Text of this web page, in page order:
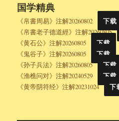
国学精典
《帛書周易》注解20260802
下载
《帛書老子德道經》注解20260805
《黄石公》注解20260805
下载
《鬼谷子》注解20260805
下载
《孙子兵法》注解20260805
下载
《渔樵问对》注解20240529
下载
《黄帝阴符经》注解20231024
下